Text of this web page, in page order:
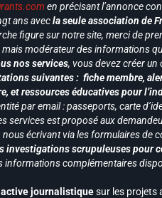
en précisant l’annonce
ans avecla seule association de
figure sur notre site, merci de
modérateur des informations
nos services, vous devez créer
suivantes : fiche membre,
et ressources éducatives pour
par email : passeports, carte
services est proposé aux
écrivant via les formulaires de
investigations scrupuleuses pour
complémentaires
active journalistiquesur les projets